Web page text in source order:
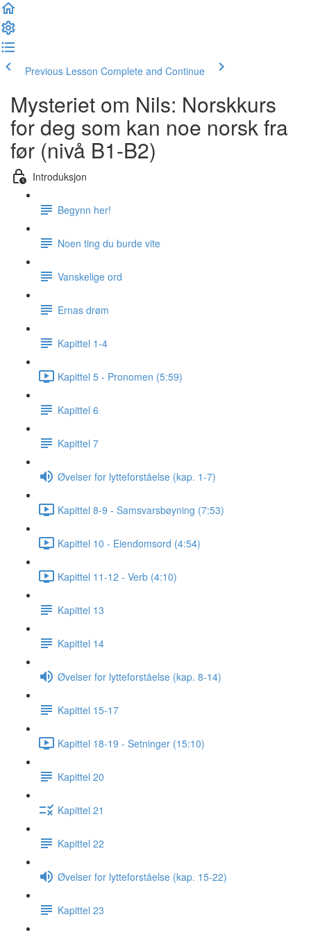
Previous Lesson Complete and Continue
Mysteriet om Nils: Norskkurs
for deg som kan noe norsk fra
før (nivå B1-B2)
Introduksjon
Begynn her!
Noen ting du burde vite
Vanskelige ord
Ernas drøm
Kapittel 1-4
Kapittel 5 - Pronomen (5:59)
Kapittel 6
Kapittel 7
Øvelser for lytteforståelse (kap. 1-7)
Kapittel 8-9 - Samsvarsbøyning (7:53)
Kapittel 10 - Eiendomsord (4:54)
Kapittel 11-12 - Verb (4:10)
Kapittel 13
Kapittel 14
Øvelser for lytteforståelse (kap. 8-14)
Kapittel 15-17
Kapittel 18-19 - Setninger (15:10)
Kapittel 20
Kapittel 21
Kapittel 22
Øvelser for lytteforståelse (kap. 15-22)
Kapittel 23